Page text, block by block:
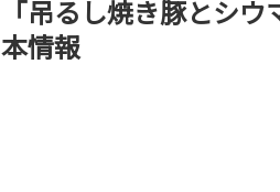
「吊るし焼き豚とシ
本情報